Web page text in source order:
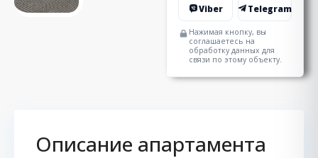
Viber Telegram
Нажимая кнопку, вы
соглашаетесь на
обработку данных для
связи по этому объекту.
Описание апартамента